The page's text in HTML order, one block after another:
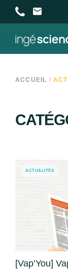
ACCUEIL /
ACTUALITÉS
[Vap’You]